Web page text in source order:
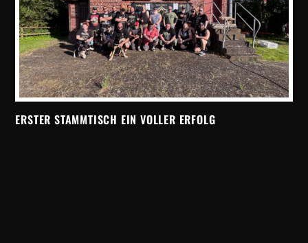
ERSTER STAMMTISCH EIN VOLLER ERFOLG